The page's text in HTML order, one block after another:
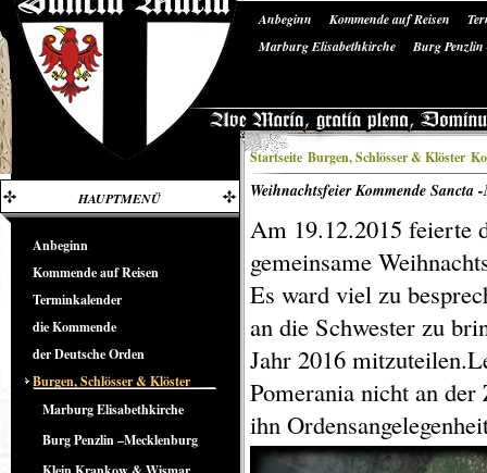
Anbeginn Kommende auf Reisen
Marburg Elisabethkirche
Burg
Startseite Burgen, Schlösser & Klöster
HAUPTMENÜ
Anbeginn
Kommende auf Reisen
Terminkalender
die Kommende
der Deutsche Orden
Burgen, Schlösser & Klöster
Marburg Elisabethkirche
Burg Penzlin –Mecklenburg
Weihnachtsfeier Kommende Sancta
Am 19.12.2015 feierte
gemeinsame
Es ward viel zu
an die Schwester zu
Jahr 2016
Pomerania nicht an
ihn